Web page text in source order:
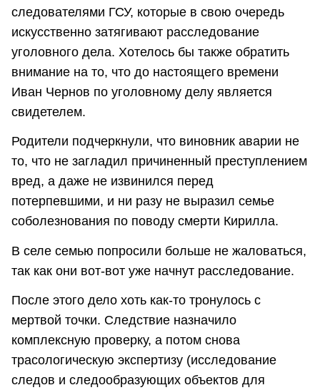
следователями ГСУ, которые в свою очередь
искусственно затягивают расследование
уголовного дела. Хотелось бы также обратить
внимание на то, что до настоящего времени
Иван Чернов по уголовному делу является
свидетелем.
Родители подчеркнули, что виновник аварии не
то, что не загладил причиненный преступлением
вред, а даже не извинился перед
потерпевшими, и ни разу не выразил семье
соболезнования по поводу смерти Кирилла.
В селе семью попросили больше не жаловаться,
так как они вот-вот уже начнут расследование.
После этого дело хоть как-то тронулось с
мертвой точки. Следствие назначило
комплексную проверку, а потом снова
трасологическую экспертизу (исследование
следов и следообразующих объектов для